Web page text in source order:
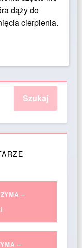
dąży do
cierpienia.
–
–